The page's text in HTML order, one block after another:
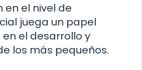
en el nivel de
juega un papel
el desarrollo y
los más pequeños.